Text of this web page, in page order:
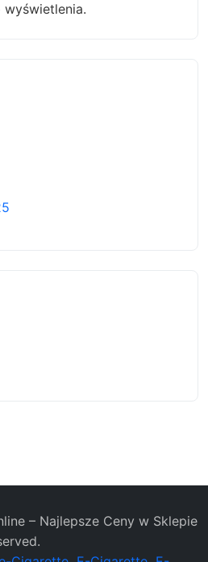
– Najlepsze Ceny w Sklepie